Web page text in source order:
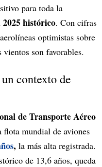
para toda la
2025 histórico. Con cifras
optimistas sobre
son favorables.
contexto de
de Transporte Aéreo
flota mundial de aviones
, la más alta registrada.
de 13,6 años, queda